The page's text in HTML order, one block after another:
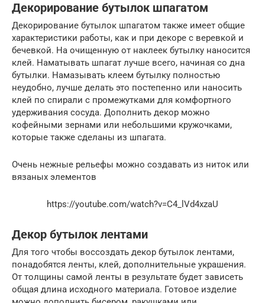
Декорирование бутылок шпагатом
Декорирование бутылок шпагатом также имеет общие
характеристики работы, как и при декоре с веревкой и
бечевкой. На очищенную от наклеек бутылку наносится
клей. Наматывать шпагат лучше всего, начиная со дна
бутылки. Намазывать клеем бутылку полностью
неудобно, лучше делать это постепенно или наносить
клей по спирали с промежутками для комфортного
удерживания сосуда. Дополнить декор можно
кофейными зернами или небольшими кружочками,
которые также сделаны из шпагата.
Очень нежные рельефы можно создавать из ниток или
вязаных элементов
https://youtube.com/watch?v=C4_lVd4xzaU
Декор бутылок лентами
Для того чтобы воссоздать декор бутылок лентами,
понадобятся ленты, клей, дополнительные украшения.
От толщины самой ленты в результате будет зависеть
общая длина исходного материала. Готовое изделие